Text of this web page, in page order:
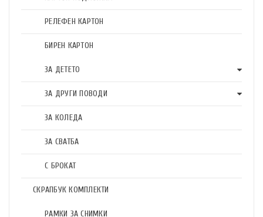
РЕЛЕФЕН КАРТОН
БИРЕН КАРТОН
ЗА ДЕТЕТО
ЗА ДРУГИ ПОВОДИ
ЗА КОЛЕДА
ЗА СВАТБА
С БРОКАТ
СКРАПБУК КОМПЛЕКТИ
РАМКИ ЗА СНИМКИ